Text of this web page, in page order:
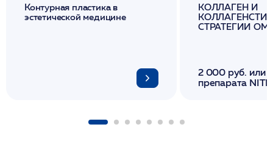
Контурная пластика в
эстетической медицине
КОЛЛАГЕН И
СТРАТЕГИИ
2 000 руб. или
препарата